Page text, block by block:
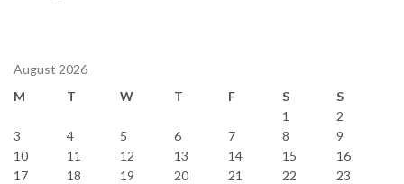
August 2026
M
T W T F S
S
1
2
3
4 5 6 7 8
9
10
11 12 13 14 15
16
17
18 19 20 21 22 23